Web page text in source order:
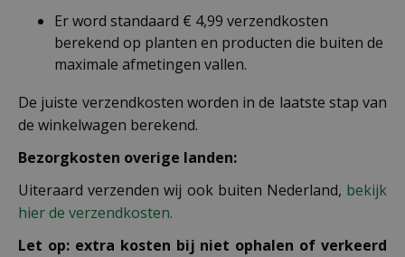
Er word standaard € 4,99 verzendkosten
berekend op planten en producten die buiten de
maximale afmetingen vallen.
De juiste verzendkosten worden in de laatste stap van
de winkelwagen berekend.
Bezorgkosten overige landen:
Uiteraard verzenden wij ook buiten Nederland, bekijk
hier de verzendkosten.
Let op: extra kosten bij niet ophalen of verkeerd